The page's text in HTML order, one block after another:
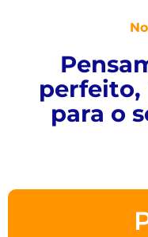
perfeito,
para o